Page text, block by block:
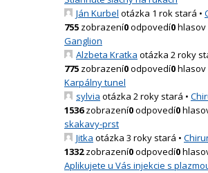
Ján Kurbel otázka 1 rok stará •
755 zobrazení0odpovedí0hlasov
Ganglion
Alzbeta Kratka otázka 2 roky
775 zobrazení0odpovedí0hlasov
Karpálny tunel
sylvia otázka 2 roky stará •
1536zobrazení0odpovedí0
skakavy-prst
Jitka otázka 3 roky stará •
1332zobrazení0odpovedí0
Aplikujete u Vás injekcie s